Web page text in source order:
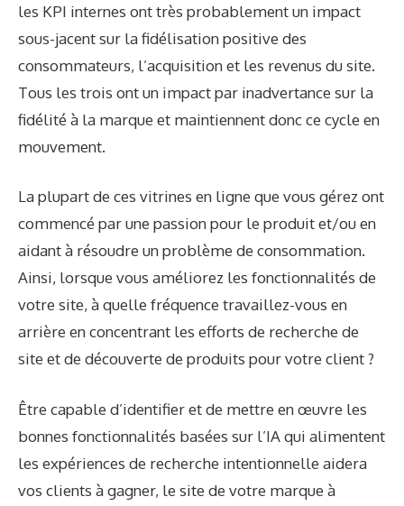
les KPI internes ont très probablement un impact
sous-jacent sur la fidélisation positive des
consommateurs, l’acquisition et les revenus du site.
Tous les trois ont un impact par inadvertance sur la
fidélité à la marque et maintiennent donc ce cycle en
mouvement.
La plupart de ces vitrines en ligne que vous gérez ont
commencé par une passion pour le produit et/ou en
aidant à résoudre un problème de consommation.
Ainsi, lorsque vous améliorez les fonctionnalités de
votre site, à quelle fréquence travaillez-vous en
arrière en concentrant les efforts de recherche de
site et de découverte de produits pour votre client ?
Être capable d’identifier et de mettre en œuvre les
bonnes fonctionnalités basées sur l’IA qui alimentent
les expériences de recherche intentionnelle aidera
vos clients à gagner, le site de votre marque à